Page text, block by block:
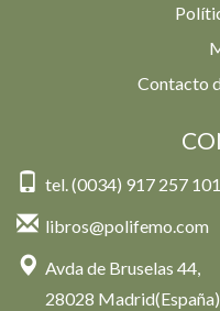
Contacto
tel. (0034) 917 257 101
libros@polifemo.com
Avda de Bruselas 44,
28028 Madrid(España)